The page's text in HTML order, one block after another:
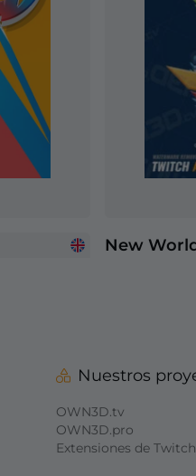
New
Nuestros
OWN3D.tv
OWN3D.pro
Extensiones de Twitch